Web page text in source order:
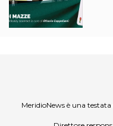
MeridioNews è una